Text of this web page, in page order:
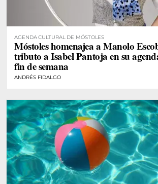
AGENDA CULTURAL DE MÓSTOLES
Móstoles homenajea a Manolo
tributo a Isabel Pantoja en su
fin de semana
ANDRÉS FIDALGO